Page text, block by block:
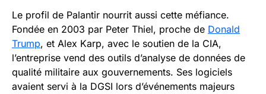
Le profil de Palantir nourrit aussi cette méfiance.
Fondée en 2003 par Peter Thiel, proche de Donald
Trump, et Alex Karp, avec le soutien de la CIA,
l’entreprise vend des outils d’analyse de données de
qualité militaire aux gouvernements. Ses logiciels
avaient servi à la DGSI lors d’événements majeurs